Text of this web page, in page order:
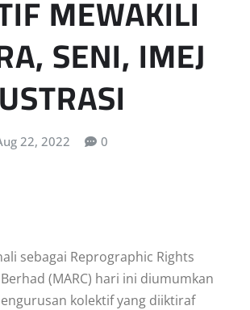
MEWAKILI
SENI, IMEJ
22, 2022 0
sebagai Reprographic Rights
(MARC) hari ini diumumkan
kolektif yang diiktiraf